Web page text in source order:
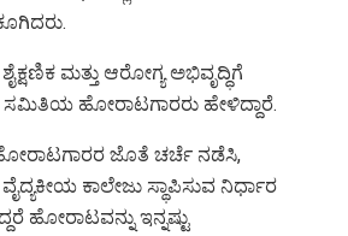
ಮತ್ತು ಆರೋಗ್ಯ ಅಭಿವೃದ್ಧಿಗೆ
ಸಮಿತಿಯ ಹೋರಾಟಗಾರರು ಹೇಳಿದ್ದಾರೆ.
ಹೋರಾಟಗಾರರ ಜೊತೆ ಚರ್ಚೆ ನಡೆಸಿ,
ಕಾಲೇಜು ಸ್ಥಾಪಿಸುವ ನಿರ್ಧಾರ
ಹೋರಾಟವನ್ನು ಇನ್ನಷ್ಟು